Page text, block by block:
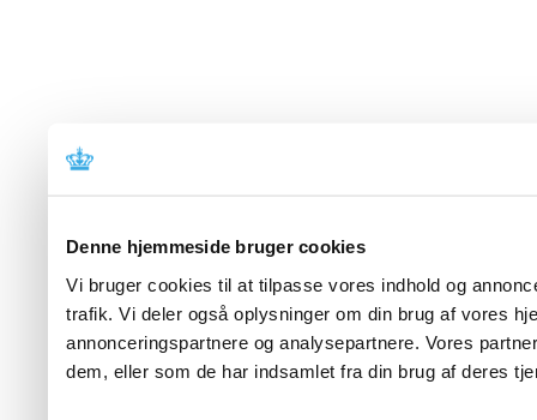
Denne hjemmeside bruger cookies
Vi bruger cookies til at tilpasse vores indhold og
trafik. Vi deler også oplysninger om din brug af vores
annonceringspartnere og analysepartnere. Vores
dem, eller som de har indsamlet fra din brug af deres